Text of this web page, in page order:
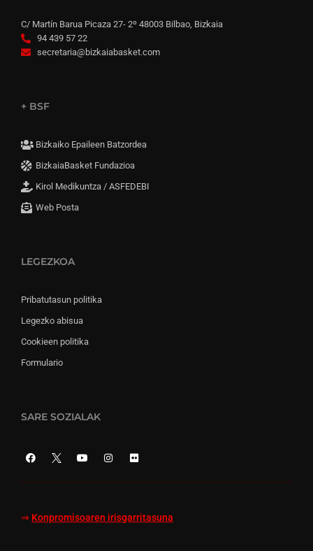
C/ Martín Barua Picaza 27- 2º 48003 Bilbao, Bizkaia
94 439 57 22
secretaria@bizkaiabasket.com
+ BSF
Bizkaiko Epaileen Batzordea
BizkaiaBasket Fundazioa
Kirol Medikuntza / ASFEDEBI
Web Posta
LEGEZKOA
Pribatutasun politika
Legezko abisua
Cookieen politika
Formulario
SARE SOZIALAK
⇒ Konpromisoaren irisgarritasuna